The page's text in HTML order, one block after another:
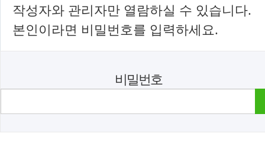
작성자와 관리자만 열람하실 수 있습니다.
본인이라면 비밀번호를 입력하세요.
비밀번호